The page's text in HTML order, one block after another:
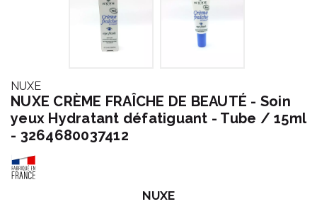
NUXE
NUXE CRÈME FRAÎCHE DE BEAUTÉ - Soin
yeux Hydratant défatiguant - Tube / 15ml
- 3264680037412
NUXE